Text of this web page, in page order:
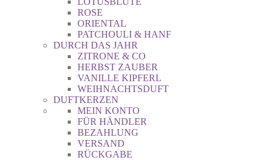
ROSE
ORIENTAL
PATCHOULI & HANF
DURCH DAS JAHR
ZITRONE & CO
HERBST ZAUBER
VANILLE KIPFERL
WEIHNACHTSDUFT
DUFTKERZEN
MEIN KONTO
FÜR HÄNDLER
BEZAHLUNG
VERSAND
RÜCKGABE